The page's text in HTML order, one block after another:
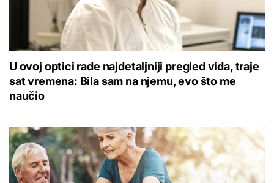
U ovoj optici rade najdetaljniji pregled vida, traje
sat vremena: Bila sam na njemu, evo što me
naučio